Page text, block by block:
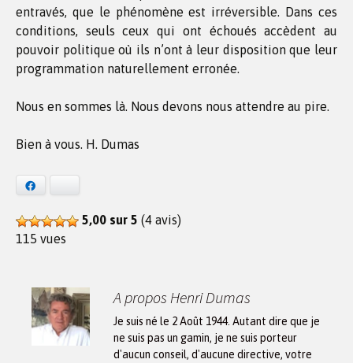
entravés, que le phénomène est irréversible. Dans ces
conditions, seuls ceux qui ont échoués accèdent au
pouvoir politique où ils n’ont à leur disposition que leur
programmation naturellement erronée.
Nous en sommes là. Nous devons nous attendre au pire.
Bien à vous. H. Dumas
5,00 sur 5 (4 avis)
115 vues
A propos Henri Dumas
Je suis né le 2 Août 1944. Autant dire que je
ne suis pas un gamin, je ne suis porteur
d'aucun conseil, d'aucune directive, votre